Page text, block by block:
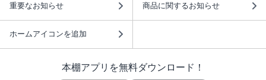
重要なお知らせ 商品に関するお知らせ
ホームアイコンを追加
本棚アプリを無料ダウンロード！